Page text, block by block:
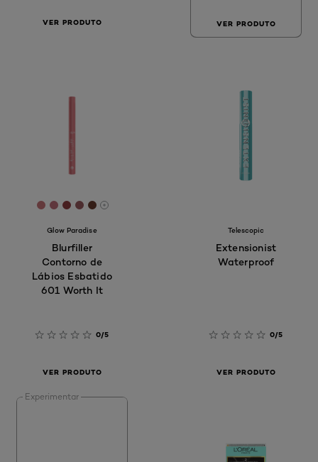
VER PRODUTO VER PRODUTO
[Color]: #C87479
[Color]: #BF6E7B
[Color]: #923E41
[Color]: #995B5E
[Color]: #693C2F
[More shades are available]
Glow Paradise
Blurfiller
Contorno de
Lábios Esbatido
601 Worth It
0/5
VER PRODUTO
Telescopic
Extensionist
Waterproof
0/5
VER PRODUTO
Experimentar